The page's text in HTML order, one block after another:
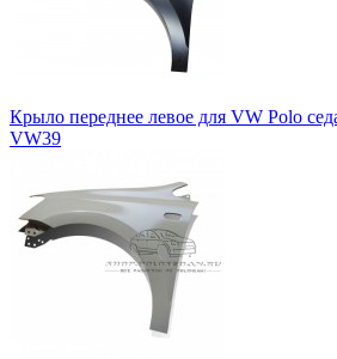
Крыло переднее левое для VW Polo
VW39